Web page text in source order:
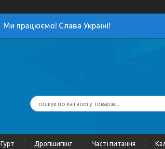
Ми працюємо! Слава Україні!
Гурт Дропшипінг Часті питання